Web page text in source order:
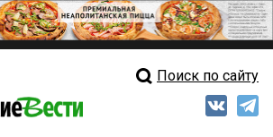
Свежий выпускПоиск по сайту